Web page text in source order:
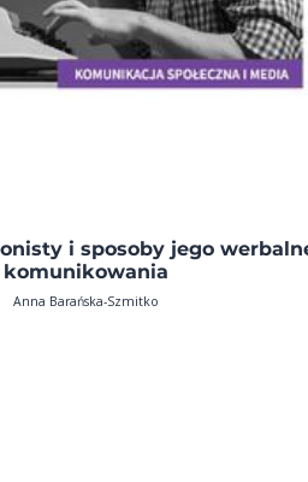
i sposoby jego
komunikowania
Anna Barańska-Szmitko